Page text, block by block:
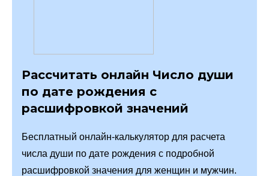
Рассчитать онлайн Число души
по дате рождения с
расшифровкой значений
Бесплатный онлайн-калькулятор для расчета
числа души по дате рождения с подробной
расшифровкой значения для женщин и мужчин.